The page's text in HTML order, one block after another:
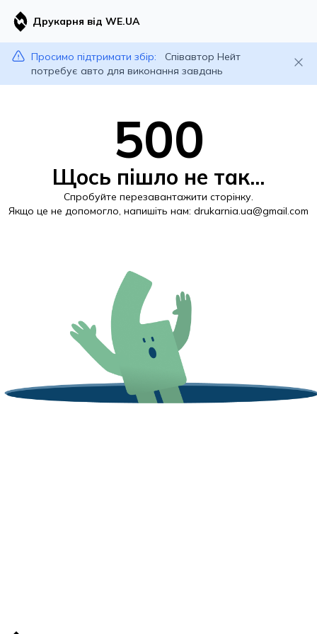
Друкарня від WE.UA
Просимо підтримати збір:
Співавтор Нейт
потребує авто для виконання завдань
500
Щось пішло не так...
Спробуйте перезавантажити сторінку.
Якщо це не допомогло, напишіть нам: drukarnia.ua@gmail.com